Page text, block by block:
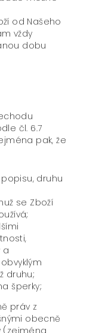
od Našeho
vždy
dobu
čl. 6.7
pak, že
druhu
se Zboží
a
druhu;
šperky;
práv z
obecně
(zejména